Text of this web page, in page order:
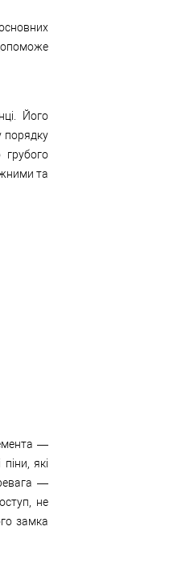
Його
порядку
та
—
які
—
не
замка